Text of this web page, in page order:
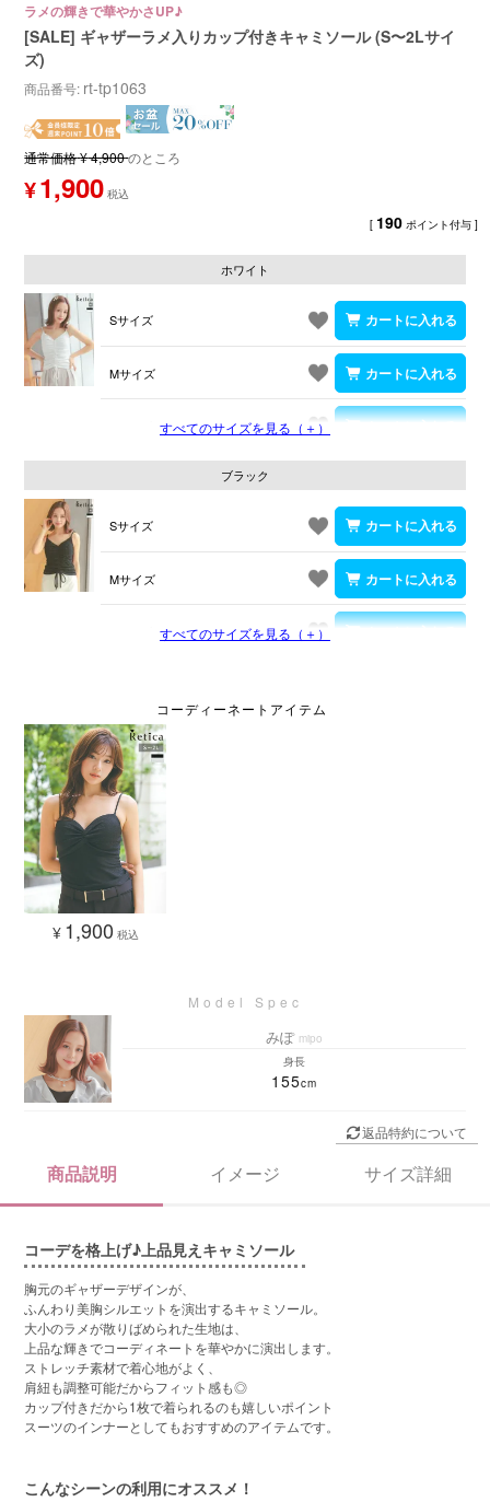
ラメの輝きで華やかさUP♪
[SALE] ギャザーラメ入りカップ付きキャミソール (S〜2Lサイ
ズ)
商品番号 rt-tp1063
通常価格¥4,900のところ
¥1,900
[ 190 ポイント付与 ]
ホワイト
Sサイズ
Mサイズ
すべてのサイズを見る（＋）
ブラック
Sサイズ
Mサイズ
すべてのサイズを見る（＋）
¥ 1,900 税込
みぽ mipo
身長
155
返品特約について
商品説明 イメージ サイズ詳細
コーデを格上げ♪上品見えキャミソール
胸元のギャザーデザインが、
ふんわり美胸シルエットを演出するキャミソール。
大小のラメが散りばめられた生地は、
上品な輝きでコーディネートを華やかに演出します。
ストレッチ素材で着心地がよく、
肩紐も調整可能だからフィット感も◎
カップ付きだから1枚で着られるのも嬉しいポイント
スーツのインナーとしてもおすすめのアイテムです。
こんなシーンの利用にオススメ！